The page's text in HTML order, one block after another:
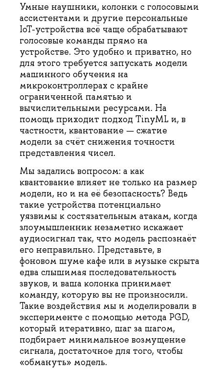
Умные наушники, колонки с голосовыми
ассистентами и другие персональные
IoT-устройства всё чаще обрабатывают
голосовые команды прямо на
устройстве. Это удобно и приватно, но
для этого требуется запускать модели
машинного обучения на
микроконтроллерах с крайне
ограниченной памятью и
вычислительными ресурсами. На
помощь приходит подход TinyML и, в
частности, квантование — сжатие
модели за счёт снижения точности
представления чисел.
Мы задались вопросом: а как
квантование влияет не только на размер
модели, но и на её безопасность? Ведь
такие устройства потенциально
уязвимы к состязательным атакам, когда
злоумышленник незаметно искажает
аудиосигнал так, что модель распознаёт
его неправильно. Представьте, в
фоновом шуме кафе или в музыке скрыта
едва слышимая последовательность
звуков, и ваша колонка принимает
команду, которую вы не произносили.
Такие воздействия мы и моделировали в
эксперименте с помощью метода PGD,
который итеративно, шаг за шагом,
подбирает минимальное возмущение
сигнала, достаточное для того, чтобы
«обмануть» модель.